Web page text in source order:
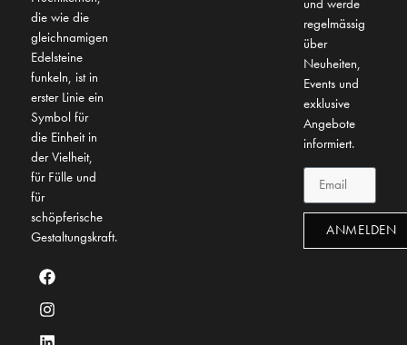
die wie die
gleichnamigen
Edelsteine
funkeln, ist in
erster Linie ein
Symbol für
die Einheit in
der Vielheit,
für Fülle und
für
schöpferische
Gestaltungskraft.
und werde
regelmässig
über
Neuheiten,
Events und
exklusive
Angebote
informiert.
ANMELDEN